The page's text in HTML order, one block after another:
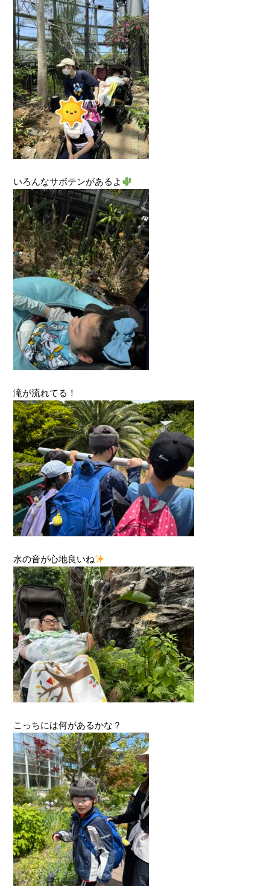
いろんなサボテンがあるよ
滝が流れてる！
水の音が心地良いね
こっちには何があるかな？